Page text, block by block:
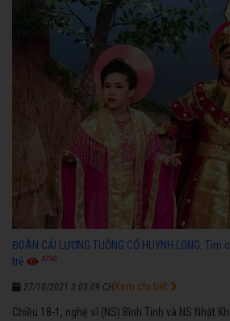
ĐOÀN CẢI LƯƠNG TUỒNG CỔ HUỲNH LONG:
trẻ
4790
27/10/2021 3:03:09 CH
Chiều 18-1, nghệ sĩ (NS) Bình Tinh và NS Nhật
Xem chi tiết